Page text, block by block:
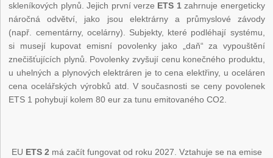
skleníkových plynů. Jejich první verze ETS 1zahrnuje energeticky
náročná odvětví, jako jsou elektrárny a průmyslové závody
(např. cementárny, ocelárny). Subjekty, které podléhají systému,
si musejí kupovat emisní povolenky jako „daň“ za vypouštění
znečišťujících plynů. Povolenky zvyšují cenu konečného produktu,
u uhelných a plynových elektráren je to cena elektřiny, u oceláren
cena ocelářských výrobků atd. V současnosti se ceny povolenek
ETS 1 pohybují kolem 80 eur za tunu emitovaného CO2.
EU ETS 2 má začít fungovat od roku 2027. Vztahuje se na emise